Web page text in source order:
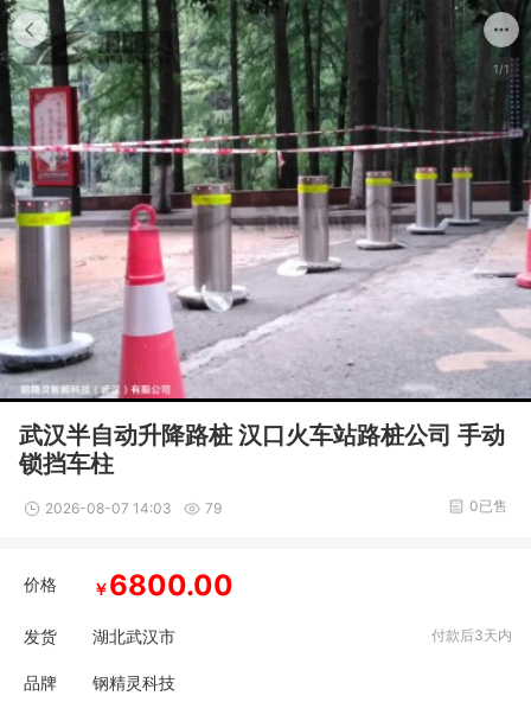
1/1
武汉半自动升降路桩 汉口火车站路桩公司 手动
锁挡车柱
2026-08-07 14:03 79 0已售
价格 ￥6800.00
发货 湖北武汉市 付款后3天内
品牌 钢精灵科技